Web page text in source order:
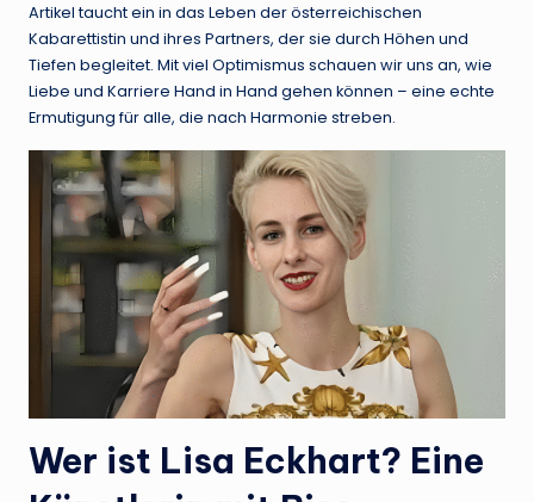
Artikel taucht ein in das Leben der österreichischen
Kabarettistin und ihres Partners, der sie durch Höhen und
Tiefen begleitet. Mit viel Optimismus schauen wir uns an, wie
Liebe und Karriere Hand in Hand gehen können – eine echte
Ermutigung für alle, die nach Harmonie streben.
Wer ist Lisa Eckhart? Eine